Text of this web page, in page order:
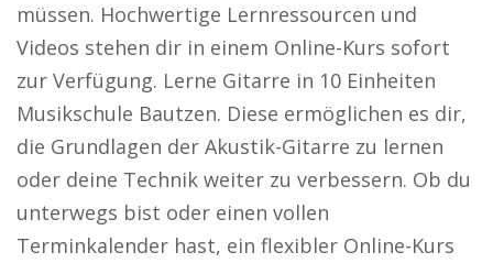
müssen. Hochwertige Lernressourcen und
Videos stehen dir in einem Online-Kurs sofort
zur Verfügung. Lerne Gitarre in 10 Einheiten
Musikschule Bautzen. Diese ermöglichen es dir,
die Grundlagen der Akustik-Gitarre zu lernen
oder deine Technik weiter zu verbessern. Ob du
unterwegs bist oder einen vollen
Terminkalender hast, ein flexibler Online-Kurs